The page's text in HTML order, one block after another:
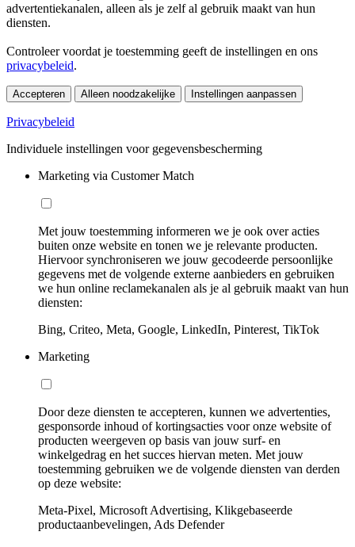
advertentiekanalen, alleen als je zelf al gebruik maakt van hun
diensten.
Controleer voordat je toestemming geeft de instellingen en ons
privacybeleid.
Accepteren Alleen noodzakelijke Instellingen aanpassen
Privacybeleid
Individuele instellingen voor gegevensbescherming
Marketing via Customer Match
Met jouw toestemming informeren we je ook over acties
buiten onze website en tonen we je relevante producten.
Hiervoor synchroniseren we jouw gecodeerde persoonlijke
gegevens met de volgende externe aanbieders en gebruiken
we hun online reclamekanalen als je al gebruik maakt van hun
diensten:
Bing, Criteo, Meta, Google, LinkedIn, Pinterest, TikTok
Marketing
Door deze diensten te accepteren, kunnen we advertenties,
gesponsorde inhoud of kortingsacties voor onze website of
producten weergeven op basis van jouw surf- en
winkelgedrag en het succes hiervan meten. Met jouw
toestemming gebruiken we de volgende diensten van derden
op deze website:
Meta-Pixel, Microsoft Advertising, Klikgebaseerde
productaanbevelingen, Ads Defender